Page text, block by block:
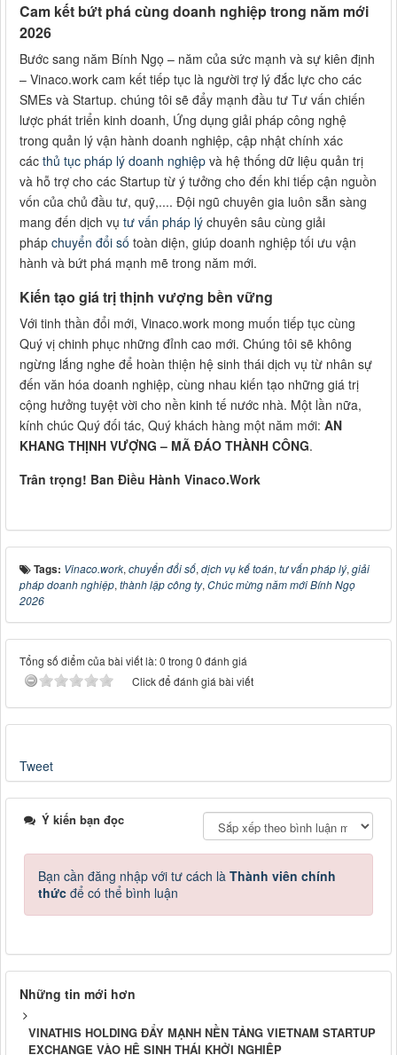
Cam kết bứt phá cùng doanh nghiệp trong năm mới
2026
Bước sang năm Bính Ngọ – năm của sức mạnh và sự kiên định
– Vinaco.work cam kết tiếp tục là người trợ lý đắc lực cho các
SMEs và Startup. chúng tôi sẽ đẩy mạnh đầu tư Tư vấn chiến
lược phát triển kinh doanh, Ứng dụng giải pháp công nghệ
trong quản lý vận hành doanh nghiệp, cập nhật chính xác
các thủ tục pháp lý doanh nghiệp và hệ thống dữ liệu quản trị
và hỗ trợ cho các Startup từ ý tưởng cho đến khi tiếp cận nguồn
vốn của chủ đầu tư, quỹ,.... Đội ngũ chuyên gia luôn sẵn sàng
mang đến dịch vụ tư vấn pháp lý chuyên sâu cùng giải
pháp chuyển đổi số toàn diện, giúp doanh nghiệp tối ưu vận
hành và bứt phá mạnh mẽ trong năm mới.
Kiến tạo giá trị thịnh vượng bền vững
Với tinh thần đổi mới, Vinaco.work mong muốn tiếp tục cùng
Quý vị chinh phục những đỉnh cao mới. Chúng tôi sẽ không
ngừng lắng nghe để hoàn thiện hệ sinh thái dịch vụ từ nhân sự
đến văn hóa doanh nghiệp, cùng nhau kiến tạo những giá trị
cộng hưởng tuyệt vời cho nền kinh tế nước nhà. Một lần nữa,
kính chúc Quý đối tác, Quý khách hàng một năm mới: AN
KHANG THỊNH VƯỢNG – MÃ ĐÁO THÀNH CÔNG.
Trân trọng! Ban Điều Hành Vinaco.Work
Tags: Vinaco.work,chuyển đổi số,dịch vụ kế toán,tư vấn pháp lý,giải
pháp doanh nghiệp,thành lập công ty,Chúc mừng năm mới Bính Ngọ
2026
Tổng số điểm của bài viết là: 0 trong 0 đánh giá
Click để đánh giá bài viết
Tweet
Ý kiến bạn đọc
Bạn cần đăng nhập với tư cách là Thành viên chính
thức để có thể bình luận
Những tin mới hơn
VINATHIS HOLDING ĐẨY MẠNH NỀN TẢNG VIETNAM STARTUP
EXCHANGE VÀO HỆ SINH THÁI KHỞI NGHIỆP